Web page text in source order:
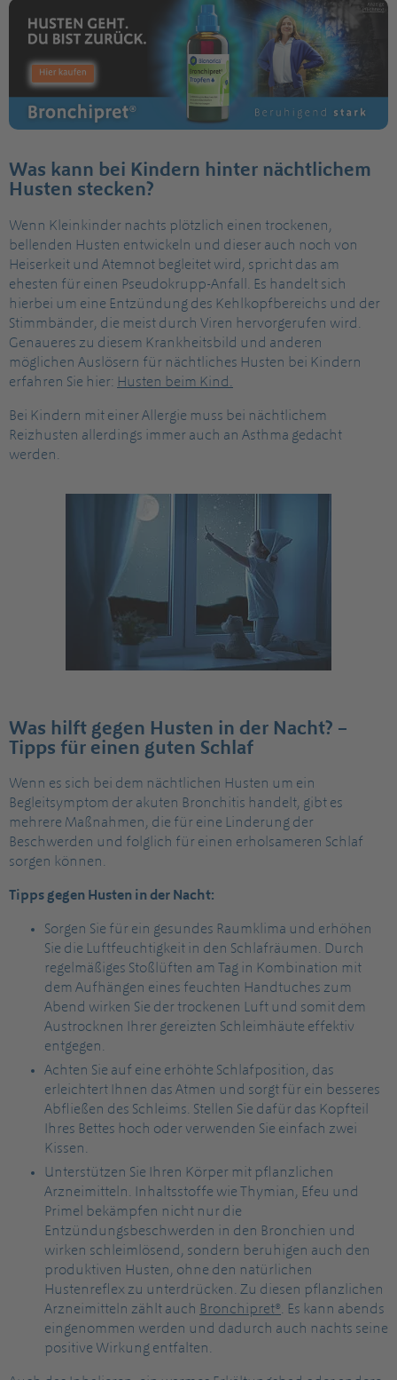
Was kann bei Kindern hinter nächtlichem
Husten stecken?
Wenn Kleinkinder nachts plötzlich einen trockenen,
bellenden Husten entwickeln und dieser auch noch von
Heiserkeit und Atemnot begleitet wird, spricht das am
ehesten für einen Pseudokrupp-Anfall. Es handelt sich
hierbei um eine Entzündung des Kehlkopfbereichs und der
Stimmbänder, die meist durch Viren hervorgerufen wird.
Genaueres zu diesem Krankheitsbild und anderen
möglichen Auslösern für nächtliches Husten bei Kindern
erfahren Sie hier: Husten beim Kind.
Bei Kindern mit einer Allergie muss bei nächtlichem
Reizhusten allerdings immer auch an Asthma gedacht
werden.
Was hilft gegen Husten in der Nacht? –
Tipps für einen guten Schlaf
Wenn es sich bei dem nächtlichen Husten um ein
Begleitsymptom der akuten Bronchitis handelt, gibt es
mehrere Maßnahmen, die für eine Linderung der
Beschwerden und folglich für einen erholsameren Schlaf
sorgen können.
Tipps gegen Husten in der Nacht:
Sorgen Sie für ein gesundes Raumklima und erhöhen
Sie die Luftfeuchtigkeit in den Schlafräumen. Durch
regelmäßiges Stoßlüften am Tag in Kombination mit
dem Aufhängen eines feuchten Handtuches zum
Abend wirken Sie der trockenen Luft und somit dem
Austrocknen Ihrer gereizten Schleimhäute effektiv
entgegen.
Achten Sie auf eine erhöhte Schlafposition, das
erleichtert Ihnen das Atmen und sorgt für ein besseres
Abfließen des Schleims. Stellen Sie dafür das Kopfteil
Ihres Bettes hoch oder verwenden Sie einfach zwei
Kissen.
Unterstützen Sie Ihren Körper mit pflanzlichen
Arzneimitteln. Inhaltsstoffe wie Thymian, Efeu und
Primel bekämpfen nicht nur die
Entzündungsbeschwerden in den Bronchien und
wirken schleimlösend, sondern beruhigen auch den
produktiven Husten, ohne den natürlichen
Hustenreflex zu unterdrücken. Zu diesen pflanzlichen
Arzneimitteln zählt auch Bronchipret®. Es kann abends
eingenommen werden und dadurch auch nachts seine
positive Wirkung entfalten.